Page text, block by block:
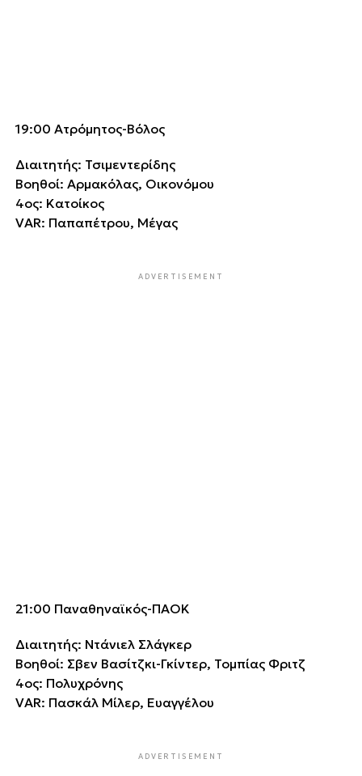
19:00 Ατρόμητος-Βόλος
Διαιτητής: Τσιμεντερίδης
Βοηθοί: Αρμακόλας, Οικονόμου
4ος: Κατοίκος
VAR: Παπαπέτρου, Μέγας
ADVERTISEMENT
21:00 Παναθηναϊκός-ΠΑΟΚ
Διαιτητής: Ντάνιελ Σλάγκερ
Βοηθοί: Σβεν Βασίτζκι-Γκίντερ, Τομπίας Φριτζ
4ος: Πολυχρόνης
VAR: Πασκάλ Μίλερ, Ευαγγέλου
ADVERTISEMENT